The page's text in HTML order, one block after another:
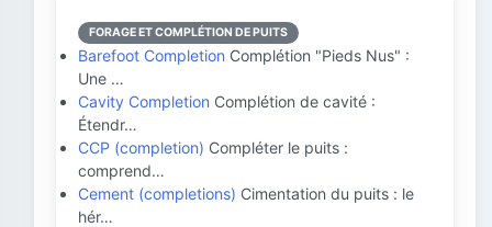
FORAGE ET COMPLÉTION DE PUITS
Barefoot Completion Complétion "Pieds Nus" :
Une …
Cavity Completion Complétion de cavité :
Étendr…
CCP (completion) Compléter le puits :
comprend…
Cement (completions) Cimentation du puits : le
hér…